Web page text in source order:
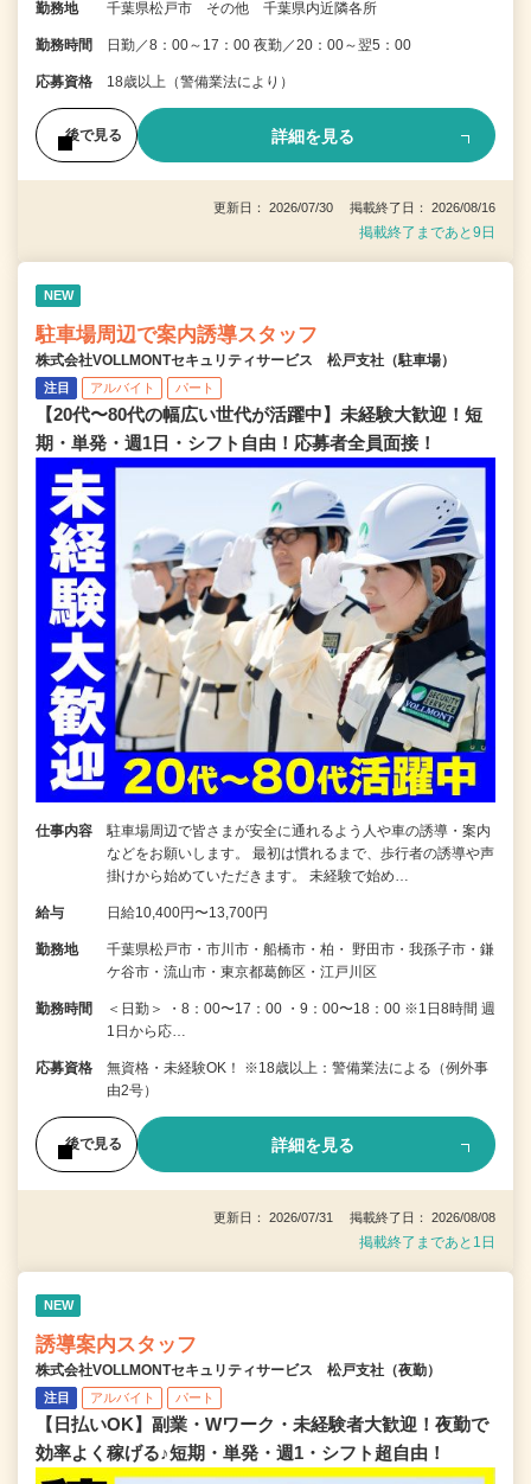
勤務地 千葉県松戸市 その他 千葉県内近隣各所
勤務時間 日勤／8：00～17：00 夜勤／20：00～翌5：00
応募資格 18歳以上（警備業法により）
後で見る 詳細を見る
更新日： 2026/07/30 掲載終了日： 2026/08/16
掲載終了まであと9日
NEW
駐車場周辺で案内誘導スタッフ
株式会社VOLLMONTセキュリティサービス 松戸支社（駐車場）
注目 アルバイト パート
【20代〜80代の幅広い世代が活躍中】未経験大歓迎！短
期・単発・週1日・シフト自由！応募者全員面接！
仕事内容
駐車場周辺で皆さまが安全に通れるよう人や車の誘導・案内
などをお願いします。 最初は慣れるまで、歩行者の誘導や声
掛けから始めていただきます。 未経験で始め…
給与 日給10,400円〜13,700円
勤務地
千葉県松戸市・市川市・船橋市・柏・ 野田市・我孫子市・鎌
ケ谷市・流山市・東京都葛飾区・江戸川区
勤務時間
＜日勤＞ ・8：00〜17：00 ・9：00〜18：00 ※1日8時間 週
1日から応…
応募資格
無資格・未経験OK！ ※18歳以上：警備業法による（例外事
由2号）
後で見る 詳細を見る
更新日： 2026/07/31 掲載終了日： 2026/08/08
掲載終了まであと1日
NEW
誘導案内スタッフ
株式会社VOLLMONTセキュリティサービス 松戸支社（夜勤）
注目 アルバイト パート
【日払いOK】副業・Wワーク・未経験者大歓迎！夜勤で
効率よく稼げる♪短期・単発・週1・シフト超自由！